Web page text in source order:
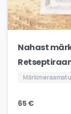
Nahast
65 €